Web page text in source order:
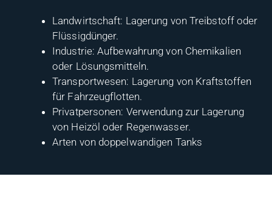
Landwirtschaft: Lagerung von Treibstoff oder
Flüssigdünger.
Industrie: Aufbewahrung von Chemikalien
oder Lösungsmitteln.
Transportwesen: Lagerung von Kraftstoffen
für Fahrzeugflotten.
Privatpersonen: Verwendung zur Lagerung
von Heizöl oder Regenwasser.
Arten von doppelwandigen Tanks